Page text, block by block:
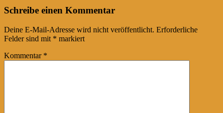
Post
navigation
←
Schreibe einen Kommentar
Deine E-Mail-Adresse wird nicht veröffentlicht. Erforderliche
Felder sind mit * markiert
Kommentar *